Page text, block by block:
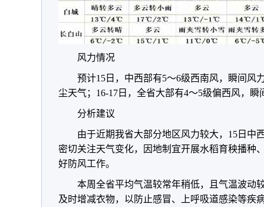
风力情况
预计15日，中西部有5～6级西南风，瞬间风
尘天气；16-17日，全省大部有4～5级偏西风，瞬
分析建议
由于近期我省大部分地区风力较大，15日中
密切关注天气变化，因地制宜开展水稻育秧播种
好防风工作。
本周全省平均气温较常年稍低，且气温波动
及时增减衣物，以防止感冒、上呼吸道感染等疾